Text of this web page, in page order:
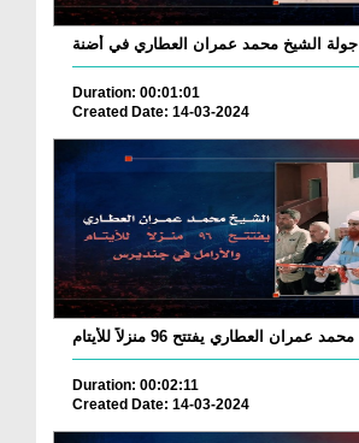
جولة الشيخ محمد عمران العطاري في أضنة
Duration: 00:01:01
Created Date: 14-03-2024
Duration: 00:02:11
Created Date: 14-03-2024